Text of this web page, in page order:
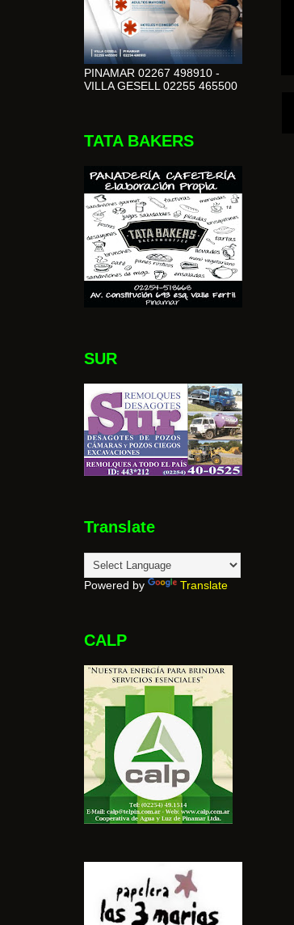
PINAMAR 02267 498910 -
VILLA GESELL 02255 465500
TATA BAKERS
SUR
Translate
Powered by Translate
CALP